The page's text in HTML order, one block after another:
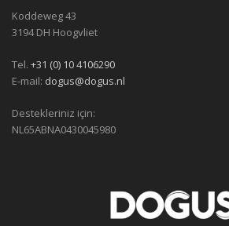
Koddeweg 43
3194 DH Hoogvliet
Tel. +31 (0) 10 4106290
E-mail: dogus@dogus.nl
Destekleriniz için:
NL65ABNA0430045980